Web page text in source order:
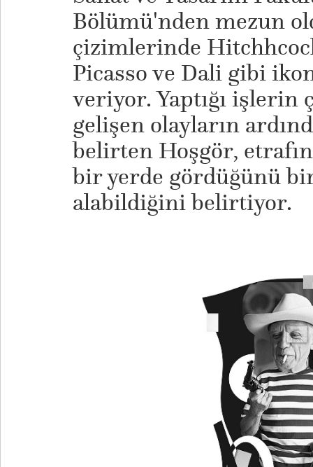
Bölümü'nden mezun
çizimlerinde
Picasso ve Dali gibi
veriyor. Yaptığı işlerin
gelişen olayların
belirten Hoşgör,
bir yerde gördüğünü
alabildiğini belirtiyor.